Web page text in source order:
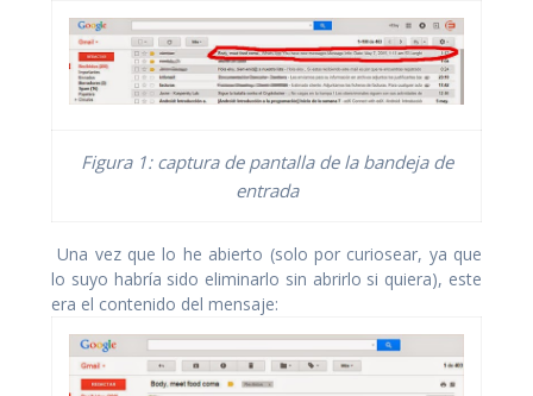
Figura 1: captura de pantalla de la bandeja de
entrada
Una vez que lo he abierto (solo por curiosear, ya que
lo suyo habría sido eliminarlo sin abrirlo si quiera), este
era el contenido del mensaje: